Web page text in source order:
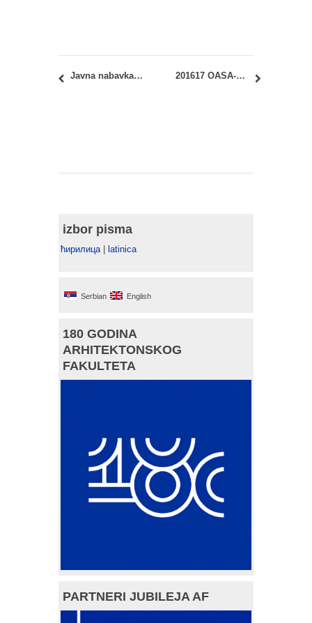
Javna nabavka br. U4/2016: nabavka usluga – Iznajmljivanje sportskih objekata 201617 OASA-35060 i IASA-35060 Projektovanje i proračun konstrukcija 2: termin vežbi
izbor pisma
ћирилица| latinica
Serbian English
180 GODINA
ARHITEKTONSKOG
FAKULTETA
PARTNERI JUBILEJA AF